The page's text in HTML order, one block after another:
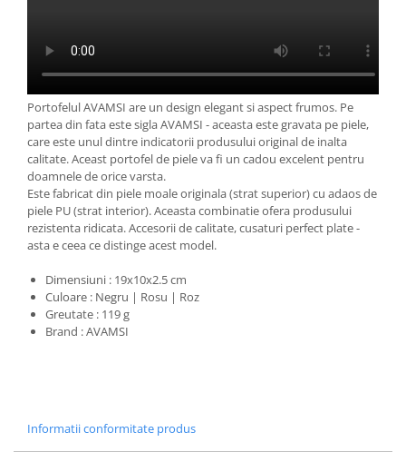
Portofelul AVAMSI are un design elegant si aspect frumos. Pe
partea din fata este sigla AVAMSI - aceasta este gravata pe piele,
care este unul dintre indicatorii produsului original de inalta
calitate. Aceast portofel de piele va fi un cadou excelent pentru
doamnele de orice varsta.
Este fabricat din piele moale originala (strat superior) cu adaos de
piele PU (strat interior). Aceasta combinatie ofera produsului
rezistenta ridicata. Accesorii de calitate, cusaturi perfect plate -
asta e ceea ce distinge acest model.
Dimensiuni : 19x10x2.5 cm
Culoare : Negru | Rosu | Roz
Greutate : 119 g
Brand : AVAMSI
Informatii conformitate produs